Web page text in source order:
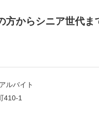
方からシニア世代ま
ルバイト
410-1